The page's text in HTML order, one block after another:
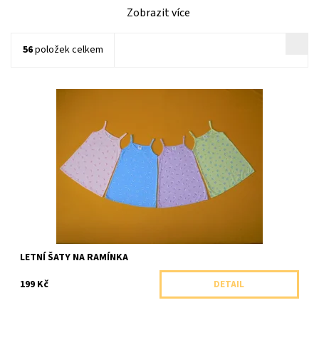
Zobrazit více
56položek celkem
Skladem 2 ks
Arex, ČR
LETNÍ ŠATY NA RAMÍNKA
199 Kč
DETAIL